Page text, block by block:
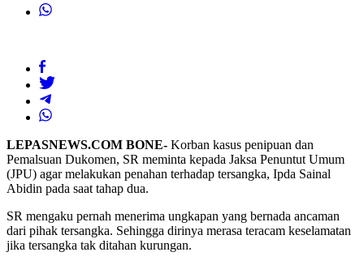
LEPASNEWS.COM BONE- Korban kasus penipuan dan
Pemalsuan Dukomen, SR meminta kepada Jaksa Penuntut Umum
(JPU) agar melakukan penahan terhadap tersangka, Ipda Sainal
Abidin pada saat tahap dua.
SR mengaku pernah menerima ungkapan yang bernada ancaman
dari pihak tersangka. Sehingga dirinya merasa teracam keselamatan
jika tersangka tak ditahan kurungan.